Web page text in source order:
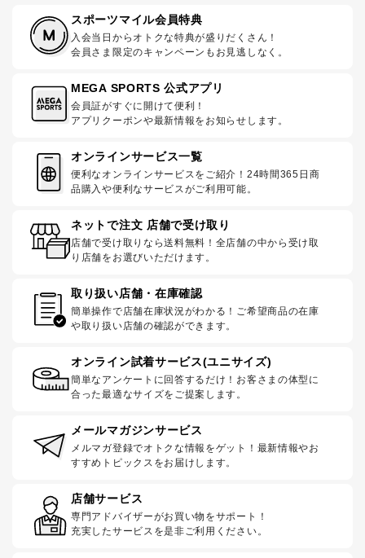
スポーツマイル会員特典
入会当日からオトクな特典が盛りだくさん！
会員さま限定のキャンペーンもお見逃しなく。
MEGA SPORTS 公式アプリ
会員証がすぐに開けて便利！
アプリクーポンや最新情報をお知らせします。
オンラインサービス一覧
便利なオンラインサービスをご紹介！24時間365日商
品購入や便利なサービスがご利用可能。
ネットで注文 店舗で受け取り
店舗で受け取りなら送料無料！全店舗の中から受け取
り店舗をお選びいただけます。
取り扱い店舗・在庫確認
簡単操作で店舗在庫状況がわかる！ご希望商品の在庫
や取り扱い店舗の確認ができます。
オンライン試着サービス(ユニサイズ)
簡単なアンケートに回答するだけ！お客さまの体型に
合った最適なサイズをご提案します。
メールマガジンサービス
メルマガ登録でオトクな情報をゲット！最新情報やお
すすめトピックスをお届けします。
店舗サービス
専門アドバイザーがお買い物をサポート！
充実したサービスを是非ご利用ください。